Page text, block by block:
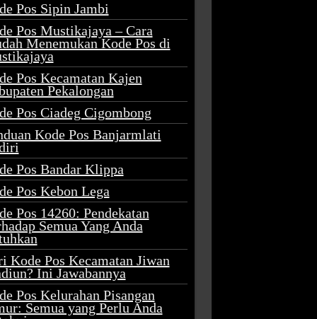
Pos Sipin Jambi
Pos Mustikajaya – Cara
Menemukan Kode Pos di
Pos Kecamatan Kajen
Pekalongan
Pos Ciadeg Cigombong
Kode Pos Banjarmlati
Pos Bandar Klippa
Pos Kebon Lega
Pos 14260: Pendekatan
Semua Yang Anda
Kode Pos Kecamatan Jiwan
Ini Jawabannya
Pos Kelurahan Pisangan
Semua yang Perlu Anda